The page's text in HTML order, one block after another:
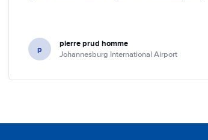
p pierre prud homme
Johannesburg International Airport